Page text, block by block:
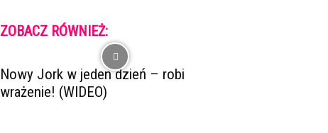
ZOBACZ RÓWNIEŻ:
Nowy Jork w jeden dzień – robi
wrażenie! (WIDEO)